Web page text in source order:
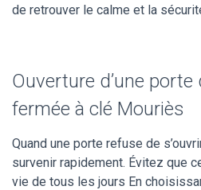
de retrouver le calme et la
Ouverture d’une porte
fermée à clé Mouriès
Quand une porte refuse de
survenir rapidement. Évitez que
vie de tous les jours En